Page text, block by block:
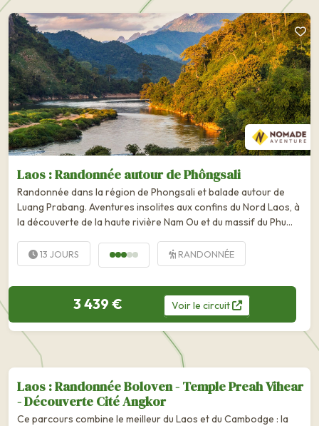
Laos : Randonnée autour de Phôngsali
Randonnée dans la région de Phongsali et balade autour de
Luang Prabang. Aventures insolites aux confins du Nord Laos, à
la découverte de la haute rivière Nam Ou et du massif du Phu
13 JOURS RANDONNÉE
3 439 € Voirle circuit
Laos : Randonnée Boloven - Temple Preah Vihear
- Découverte Cité Angkor
Ce parcours combine le meilleur du Laos et du Cambodge : la